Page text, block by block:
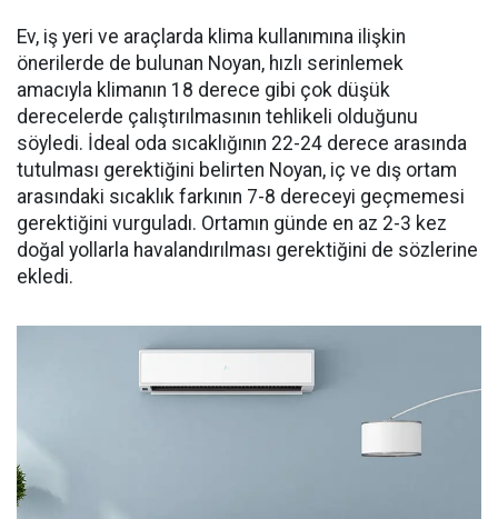
Ev, iş yeri ve araçlarda klima kullanımına ilişkin
önerilerde de bulunan Noyan, hızlı serinlemek
amacıyla klimanın 18 derece gibi çok düşük
derecelerde çalıştırılmasının tehlikeli olduğunu
söyledi. İdeal oda sıcaklığının 22-24 derece arasında
tutulması gerektiğini belirten Noyan, iç ve dış ortam
arasındaki sıcaklık farkının 7-8 dereceyi geçmemesi
gerektiğini vurguladı. Ortamın günde en az 2-3 kez
doğal yollarla havalandırılması gerektiğini de sözlerine
ekledi.